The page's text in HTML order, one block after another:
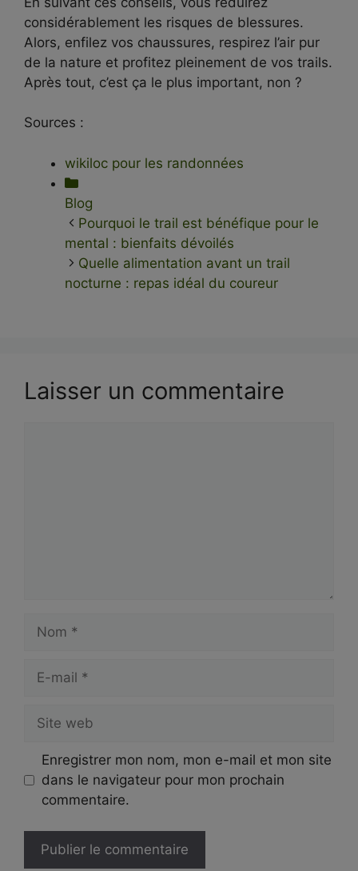
considérablement les risques de blessures.
Alors, enfilez vos chaussures, respirez l’air pur
de la nature et profitez pleinement de vos trails.
Après tout, c’est ça le plus important, non ?
Sources :
wikiloc pour les randonnées
Catégories
Blog
Pourquoi le trail est bénéfique pour le
mental : bienfaits dévoilés
Quelle alimentation avant un trail
nocturne : repas idéal du coureur
Laisser un commentaire
Nom
Site
Enregistrer mon nom, mon e-mail et mon site
dans le navigateur pour mon prochain
commentaire.